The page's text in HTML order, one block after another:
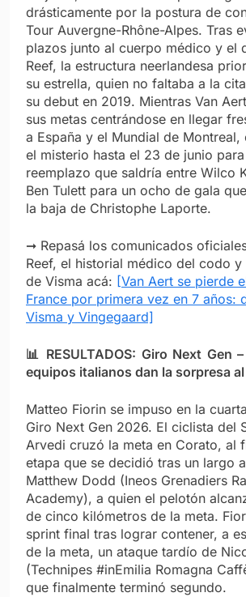
drásticamente por la postura de
Tour Auvergne-Rhône-Alpes. Tras
plazos junto al cuerpo médico y el
Reef, la estructura neerlandesa
su estrella, quien no faltaba a la
su debut en 2019. Mientras Van
sus metas centrándose en llegar
a España y el Mundial de Montreal,
el misterio hasta el 23 de junio
reemplazo que saldría entre Wilco
Ben Tulett para un ocho de gala
la baja de Christophe Laporte.
➞ Repasá los comunicados
Reef, el historial médico del codo y
de Visma acá: [Van Aert se pierde
France por primera vez en 7 años:
Visma y Vingegaard]
📊 RESULTADOS: Giro Next Gen
equipos italianos dan la sorpresa
Matteo Fiorin se impuso en la
Giro Next Gen 2026. El ciclista del
Arvedi cruzó la meta en Corato, al
etapa que se decidió tras un largo
Matthew Dodd (Ineos Grenadiers
Academy), a quien el pelotón
de cinco kilómetros de la meta.
sprint final tras lograr contener, a
de la meta, un ataque tardío de
(Technipes #inEmilia Romagna
que finalmente terminó segundo.